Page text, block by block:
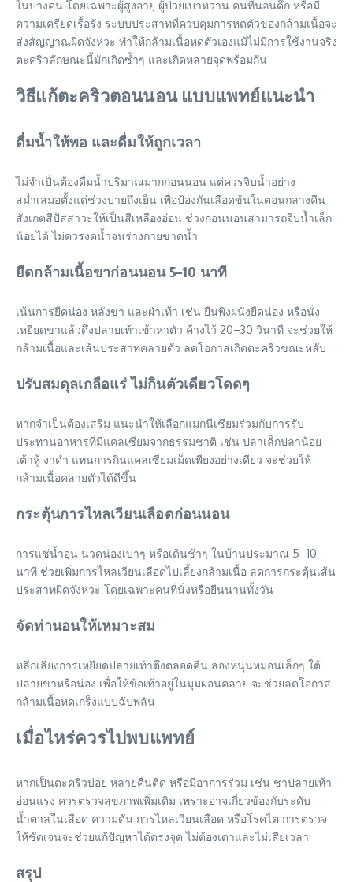
ในบางคน โดยเฉพาะผู้สูงอายุ ผู้ป่วยเบาหวาน คนที่นอนดึก หรือมี
ความเครียดเรื้อรัง ระบบประสาทที่ควบคุมการหดตัวของกล้ามเนื้อจะ
ส่งสัญญาณผิดจังหวะ ทำให้กล้ามเนื้อหดตัวเองแม้ไม่มีการใช้งานจริง
ตะคริวลักษณะนี้มักเกิดซ้ำๆ และเกิดหลายจุดพร้อมกัน
วิธีแก้ตะคริวตอนนอน แบบแพทย์แนะนำ
ดื่มน้ำให้พอ และดื่มให้ถูกเวลา
ไม่จำเป็นต้องดื่มน้ำปริมาณมากก่อนนอน แต่ควรจิบน้ำอย่าง
สม่ำเสมอตั้งแต่ช่วงบ่ายถึงเย็น เพื่อป้องกันเลือดข้นในตอนกลางคืน
สังเกตสีปัสสาวะให้เป็นสีเหลืองอ่อน ช่วงก่อนนอนสามารถจิบน้ำเล็ก
น้อยได้ ไม่ควรงดน้ำจนร่างกายขาดน้ำ
ยืดกล้ามเนื้อขาก่อนนอน 5–10 นาที
เน้นการยืดน่อง หลังขา และฝ่าเท้า เช่น ยืนพิงผนังยืดน่อง หรือนั่ง
เหยียดขาแล้วดึงปลายเท้าเข้าหาตัว ค้างไว้ 20–30 วินาที จะช่วยให้
กล้ามเนื้อและเส้นประสาทคลายตัว ลดโอกาสเกิดตะคริวขณะหลับ
ปรับสมดุลเกลือแร่ ไม่กินตัวเดียวโดดๆ
หากจำเป็นต้องเสริม แนะนำให้เลือกแมกนีเซียมร่วมกับการรับ
ประทานอาหารที่มีแคลเซียมจากธรรมชาติ เช่น ปลาเล็กปลาน้อย
เต้าหู้ งาดำ แทนการกินแคลเซียมเม็ดเพียงอย่างเดียว จะช่วยให้
กล้ามเนื้อคลายตัวได้ดีขึ้น
กระตุ้นการไหลเวียนเลือดก่อนนอน
การแช่น้ำอุ่น นวดน่องเบาๆ หรือเดินช้าๆ ในบ้านประมาณ 5–10
นาที ช่วยเพิ่มการไหลเวียนเลือดไปเลี้ยงกล้ามเนื้อ ลดการกระตุ้นเส้น
ประสาทผิดจังหวะ โดยเฉพาะคนที่นั่งหรือยืนนานทั้งวัน
จัดท่านอนให้เหมาะสม
หลีกเลี่ยงการเหยียดปลายเท้าตึงตลอดคืน ลองหนุนหมอนเล็กๆ ใต้
ปลายขาหรือน่อง เพื่อให้ข้อเท้าอยู่ในมุมผ่อนคลาย จะช่วยลดโอกาส
กล้ามเนื้อหดเกร็งแบบฉับพลัน
เมื่อไหร่ควรไปพบแพทย์
หากเป็นตะคริวบ่อย หลายคืนติด หรือมีอาการร่วม เช่น ชาปลายเท้า
อ่อนแรง ควรตรวจสุขภาพเพิ่มเติม เพราะอาจเกี่ยวข้องกับระดับ
น้ำตาลในเลือด ความดัน การไหลเวียนเลือด หรือโรคไต การตรวจ
ให้ชัดเจนจะช่วยแก้ปัญหาได้ตรงจุด ไม่ต้องเดาและไม่เสียเวลา
สรุป